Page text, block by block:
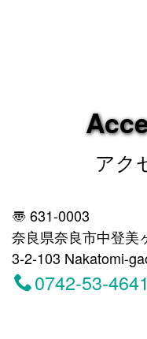
アク
〠 631-0003
奈良県奈良市中登美
3-2-103 Nakatomi-
0742-53-4641